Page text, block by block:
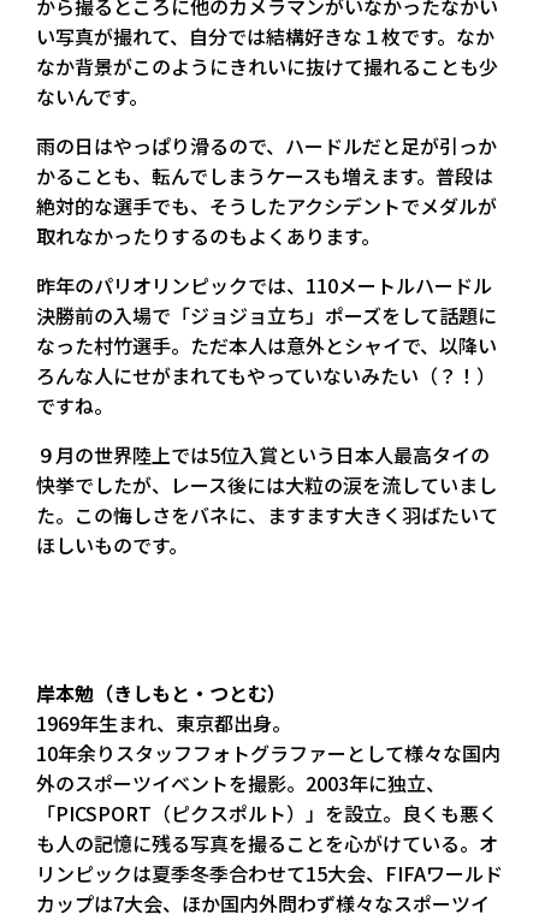
から撮るところに他のカメラマンがいなかったなかい
い写真が撮れて、自分では結構好きな１枚です。なか
なか背景がこのようにきれいに抜けて撮れることも少
ないんです。
雨の日はやっぱり滑るので、ハードルだと足が引っか
かることも、転んでしまうケースも増えます。普段は
絶対的な選手でも、そうしたアクシデントでメダルが
取れなかったりするのもよくあります。
昨年のパリオリンピックでは、110メートルハードル
決勝前の入場で「ジョジョ立ち」ポーズをして話題に
なった村竹選手。ただ本人は意外とシャイで、以降い
ろんな人にせがまれてもやっていないみたい（？！）
ですね。
９月の世界陸上では5位入賞という日本人最高タイの
快挙でしたが、レース後には大粒の涙を流していまし
た。この悔しさをバネに、ますます大きく羽ばたいて
ほしいものです。
岸本勉（きしもと・つとむ）
1969年生まれ、東京都出身。
10年余りスタッフフォトグラファーとして様々な国内
外のスポーツイベントを撮影。2003年に独立、
「PICSPORT（ピクスポルト）」を設立。良くも悪く
も人の記憶に残る写真を撮ることを心がけている。オ
リンピックは夏季冬季合わせて15大会、FIFAワールド
カップは7大会、ほか国内外問わず様々なスポーツイ